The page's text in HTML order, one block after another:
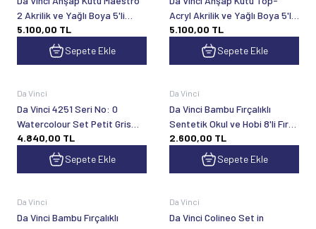
2 Akrilik ve Yağlı Boya 5'li
Fırça Seti
5.100,00 TL
Sepete Ekle
Acryl Akrilik ve Yağlı Boya 5'li
Fırça Seti
5.100,00 TL
Sepete Ekle
Da Vinci
Da Vinci 4251 Seri No: 0
Watercolour Set Petit Gris
Attractive Gift Box
4.840,00 TL
Sepete Ekle
Da Vinci
Da Vinci Bambu Fırçalıklı
Sentetik Okul ve Hobi 8'li Fırça
Seti Seri 5371
2.600,00 TL
Sepete Ekle
Da Vinci
Da Vinci Bambu Fırçalıklı
Da Vinci
Da Vinci Colineo Set in